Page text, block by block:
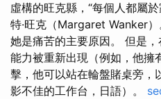
虛構的旺克縣，“每個人都屬
特·旺克（Margaret Wanker
她是痛苦的主要原因。 但是
能力被重新出現（例如，他擁
擊，他可以站在輪盤賭桌旁，
影不佳的工作台，日語）。